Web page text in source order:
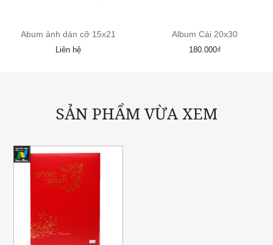
Abum ảnh dán cỡ 15x21
Liên hệ
Album Cài 20x30
180.000₫
SẢN PHẨM VỪA XEM